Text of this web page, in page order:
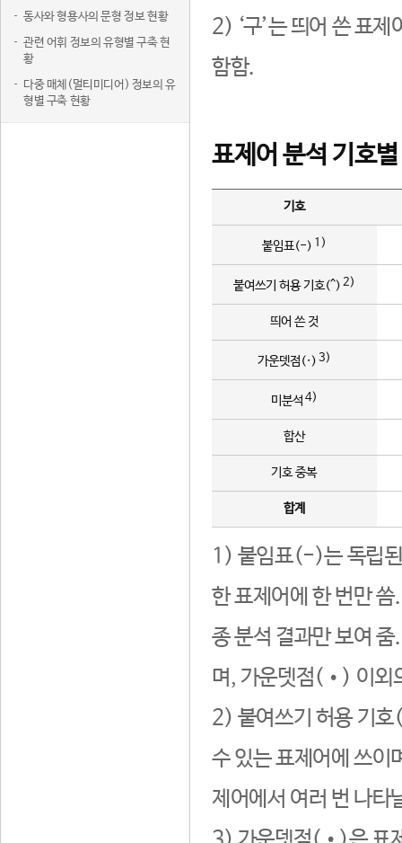
동사와 형용사의 문형 정보 현황
관련 어휘 정보의 유형별 구축 현
황
다중 매체(멀티미디어) 정보의 유
형별 구축 현황
2) ‘구’는 띄어 쓴 표
함함.
표제어 분석 기호
기호
붙임표(-) 1)
붙여쓰기 허용 기호(^) 2)
띄어 쓴 것
가운뎃점(·) 3)
미분석 4)
합산
기호 중복
합계
1) 붙임표(-)는 독립된
한 표제어에 한 번만
종 분석 결과만 보여
며, 가운뎃점(•) 이외
2) 붙여쓰기 허용 기호
수 있는 표제어에 쓰이
제어에서 여러 번 나타